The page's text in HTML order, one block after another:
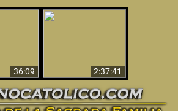
36:09
2:37:41